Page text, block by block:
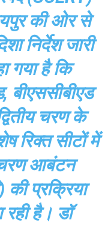
की ओर से
निर्देश जारी
गया है कि
बीएससीबीएड
चरण के
रिक्त सीटों में
आबंटन
की प्रक्रिया
है। डॉ